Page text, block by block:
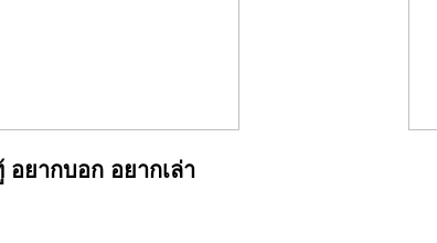
อยากบอก อยากเล่า